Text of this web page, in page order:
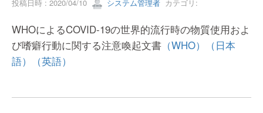
投稿日時 : 2020/04/10 システム管理者 カテゴリ:
WHOによるCOVID-19の世界的流行時の物質使用およ
び嗜癖行動に関する注意喚起文書 （WHO）
（日本
語）
（英語）